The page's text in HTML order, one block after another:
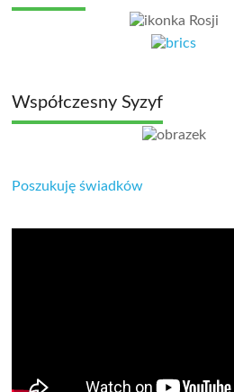
Współczesny Syzyf
Poszukuję świadków